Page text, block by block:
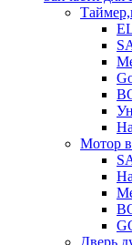
Мотор
Дверь